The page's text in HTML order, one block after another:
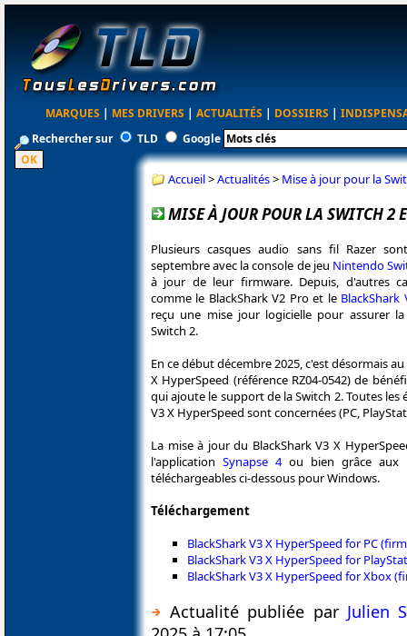
MARQUES | MES DRIVERS | ACTUALITÉS | DOSSIERS |
Rechercher sur
TLD Google
Accueil>Actualités> Mise à jour pour la
MISE À JOUR POUR LA SWITCH 2
Plusieurs casques audio sans fil Razer
septembre avec la console de jeu Nintendo
à jour de leur firmware. Depuis, d'autres
comme le BlackShark V2 Pro et le BlackShark
reçu une mise jour logicielle pour assurer
Switch 2.
En ce début décembre 2025, c'est désormais
X HyperSpeed (référence RZ04-0542) de
qui ajoute le support de la Switch 2. Toutes les
V3 X HyperSpeed sont concernées (PC,
La mise à jour du BlackShark V3 X
l'application Synapse 4ou bien grâce aux
téléchargeables ci-dessous pour Windows.
Téléchargement
BlackShark V3 X HyperSpeed for PC
BlackShark V3 X HyperSpeed for
BlackShark V3 X HyperSpeed for Xbox
Actualité publiée par Julien